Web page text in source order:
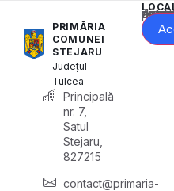
PRIMĂRIA
COMUNEI
STEJARU
Județul
Tulcea
Principală
nr. 7,
Satul
Stejaru,
827215
contact@primaria-
Acest conținut este blocat până când acceptați categoria corespunzătoare de cookie-uri.